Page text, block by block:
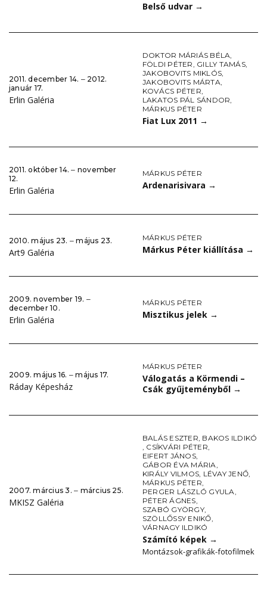
Belső udvar →
2011. december 14. ‒ 2012.
január 17.
Erlin Galéria
DOKTOR MÁRIÁS BÉLA,
FÖLDI PÉTER, GILLY TAMÁS,
JAKOBOVITS MIKLÓS,
JAKOBOVITS MÁRTA,
KOVÁCS PÉTER,
LAKATOS PÁL SÁNDOR,
MÁRKUS PÉTER
Fiat Lux 2011 →
2011. október 14. ‒ november
12.
Erlin Galéria
MÁRKUS PÉTER
Ardenarisivara →
2010. május 23. ‒ május 23.
Art9 Galéria
MÁRKUS PÉTER
Márkus Péter kiállítása →
2009. november 19. ‒
december 10.
Erlin Galéria
MÁRKUS PÉTER
Misztikus jelek →
2009. május 16. ‒ május 17.
Ráday Képesház
MÁRKUS PÉTER
Válogatás a Körmendi –
Csák gyűjteményből →
2007. március 3. ‒ március 25.
MKISZ Galéria
BALÁS ESZTER, BAKOS ILDIKÓ
, CSÍKVÁRI PÉTER,
EIFERT JÁNOS,
GÁBOR ÉVA MÁRIA,
KIRÁLY VILMOS, LÉVAY JENŐ,
MÁRKUS PÉTER,
PERGER LÁSZLÓ GYULA,
PÉTER ÁGNES,
SZABÓ GYÖRGY,
SZÖLLŐSSY ENIKŐ,
VÁRNAGY ILDIKÓ
Számító képek →
Montázsok-grafikák-fotofilmek